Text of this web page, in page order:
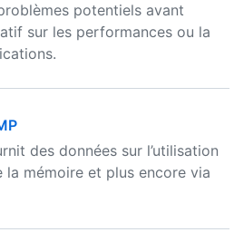
potentiels avant
sur les performances ou la
des données sur l’utilisation
la mémoire et plus encore via